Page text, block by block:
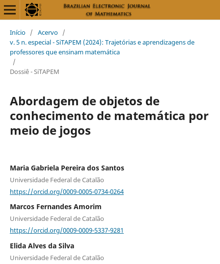
Início / Acervo /
v. 5 n. especial - SiTAPEM (2024): Trajetórias e aprendizagens de
professores que ensinam matemática
/
Dossiê - SiTAPEM
Abordagem de objetos de
conhecimento de matemática por
meio de jogos
Maria Gabriela Pereira dos Santos
Universidade Federal de Catalão
https://orcid.org/0009-0005-0734-0264
Marcos Fernandes Amorim
Universidade Federal de Catalão
https://orcid.org/0009-0009-5337-9281
Elida Alves da Silva
Universidade Federal de Catalão